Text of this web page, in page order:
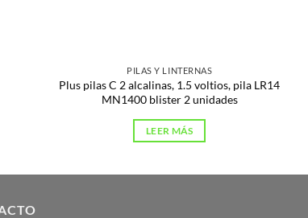
PILAS Y LINTERNAS
Plus pilas C 2 alcalinas, 1.5 voltios, pila LR14
MN1400 blister 2 unidades
LEER MÁS